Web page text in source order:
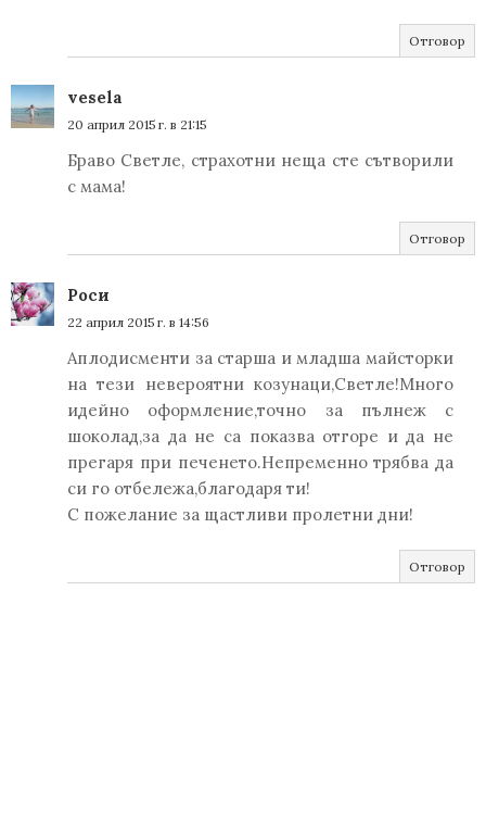
Отговор
vesela
20 април 2015 г. в 21:15
Браво Светле, страхотни неща сте сътворили
с мама!
Отговор
Роси
22 април 2015 г. в 14:56
Аплодисменти за старша и младша майсторки
на тези невероятни козунаци,Светле!Много
идейно оформление,точно за пълнеж с
шоколад,за да не са показва отгоре и да не
прегаря при печенето.Непременно трябва да
си го отбележа,благодаря ти!
С пожелание за щастливи пролетни дни!
Отговор